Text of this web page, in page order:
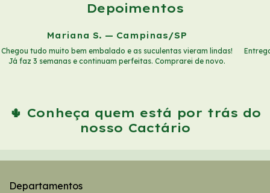
Depoimentos
Mariana S. — Campinas/SP
Chegou tudo muito bem embalado e as suculentas vieram lindas!
Já faz 3 semanas e continuam perfeitas. Comprarei de novo.
🌵 Conheça quem está por trás do
nosso Cactário
Departamentos